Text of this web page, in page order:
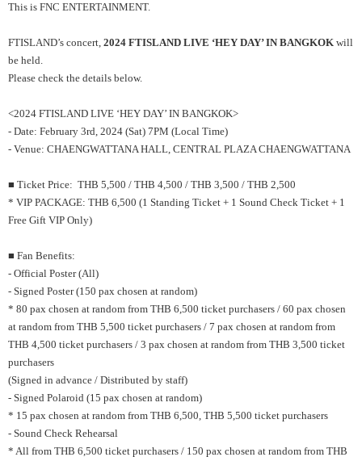
This is FNC ENTERTAINMENT.
FTISLAND’s concert, 2024 FTISLAND LIVE ‘HEY DAY’ IN BANGKOK will
be held.
Please check the details below.
<2024 FTISLAND LIVE ‘HEY DAY’ IN BANGKOK>
- Date: February 3rd, 2024 (Sat) 7PM (Local Time)
- Venue: CHAENGWATTANA HALL, CENTRAL PLAZA CHAENGWATTANA
■ Ticket Price: THB 5,500 / THB 4,500 / THB 3,500 / THB 2,500
* VIP PACKAGE: THB 6,500 (1 Standing Ticket + 1 Sound Check Ticket + 1
Free Gift VIP Only)
■ Fan Benefits:
- Official Poster (All)
- Signed Poster (150 pax chosen at random)
* 80 pax chosen at random from THB 6,500 ticket purchasers / 60 pax chosen
at random from THB 5,500 ticket purchasers / 7 pax chosen at random from
THB 4,500 ticket purchasers / 3 pax chosen at random from THB 3,500 ticket
purchasers
(Signed in advance / Distributed by staff)
- Signed Polaroid (15 pax chosen at random)
* 15 pax chosen at random from THB 6,500, THB 5,500 ticket purchasers
- Sound Check Rehearsal
* All from THB 6,500 ticket purchasers / 150 pax chosen at random from THB